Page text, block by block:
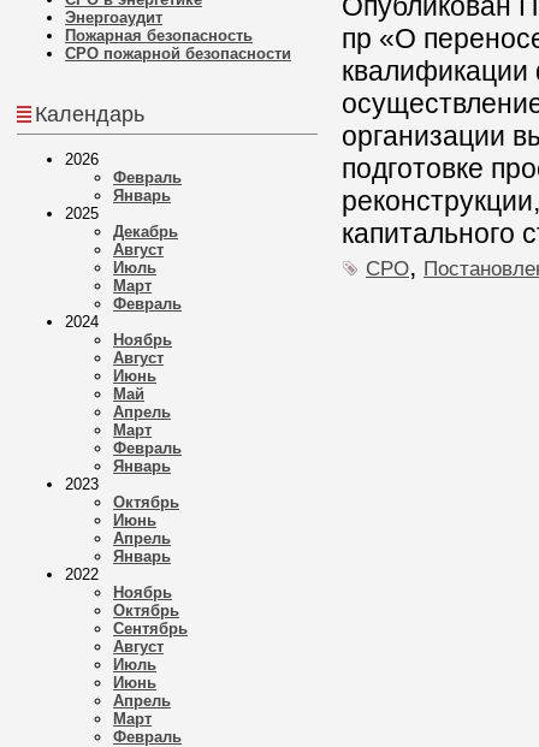
Энергоаудит
Пожарная безопасность
СРО пожарной безопасности
Календарь
2026
Февраль
Январь
2025
Декабрь
Август
Июль
Март
Февраль
2024
Ноябрь
Август
Июнь
Май
Апрель
Март
Февраль
Январь
2023
Октябрь
Июнь
Апрель
Январь
2022
Ноябрь
Октябрь
Сентябрь
Август
Июль
Июнь
Апрель
Март
Февраль
пр «О
квалификации
организации
подготовке
капитального
СРО,